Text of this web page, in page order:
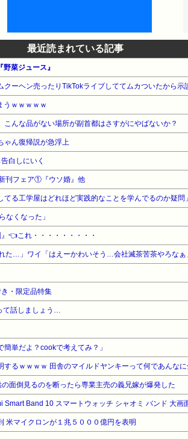
最近読まれている記事
菜ジュース』
うｗｗｗｗｗ
こんな品がない場所が副首都はさすがにやばないか？
ゃん復帰説が急浮上
白しにいく
刊フェア①『ウソ婚』他
る工学屋はどれほど実践的なことを学んでるのか疑問」
なくなった」
👈これ・・・・・・・・・
た…」ワイ「はえーかわいそう…会社滅茶苦茶やろなぁ
・限定品特集
て話しましょう…
単だよ？cookで考えてみ？」
面倒見るのを断ったら専業主売の義兄嫁が爆発した
米マイクロンが１兆５０００億円を表明